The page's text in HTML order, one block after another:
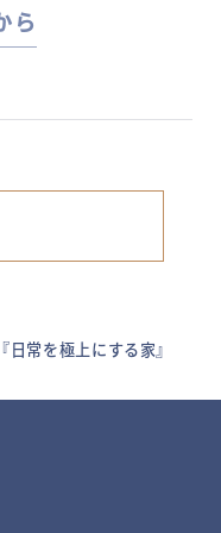
日常を極上にする家』
ら